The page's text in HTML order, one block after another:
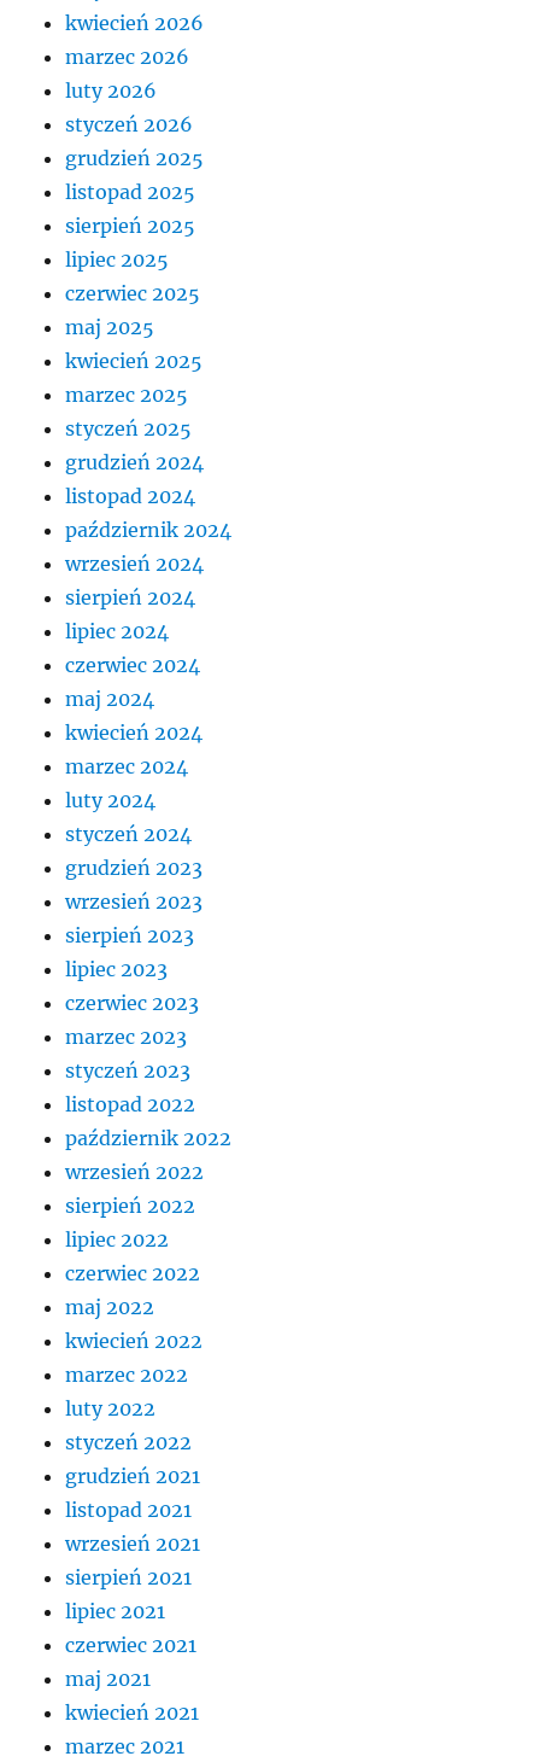
kwiecień 2026
marzec 2026
luty 2026
styczeń 2026
grudzień 2025
listopad 2025
sierpień 2025
lipiec 2025
czerwiec 2025
maj 2025
kwiecień 2025
marzec 2025
styczeń 2025
grudzień 2024
listopad 2024
październik 2024
wrzesień 2024
sierpień 2024
lipiec 2024
czerwiec 2024
maj 2024
kwiecień 2024
marzec 2024
luty 2024
styczeń 2024
grudzień 2023
wrzesień 2023
sierpień 2023
lipiec 2023
czerwiec 2023
marzec 2023
styczeń 2023
listopad 2022
październik 2022
wrzesień 2022
sierpień 2022
lipiec 2022
czerwiec 2022
maj 2022
kwiecień 2022
marzec 2022
luty 2022
styczeń 2022
grudzień 2021
listopad 2021
wrzesień 2021
sierpień 2021
lipiec 2021
czerwiec 2021
maj 2021
kwiecień 2021
marzec 2021